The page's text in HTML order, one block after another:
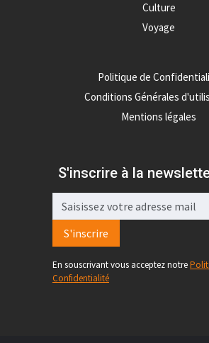
Culture
Voyage
Politique de
Conditions Générales
Mentions légales
S'inscrire à la
S'inscrire
En souscrivant vous acceptez notre
Confidentialité